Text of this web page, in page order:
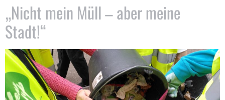
„Nicht mein Müll – aber meine
Stadt!“